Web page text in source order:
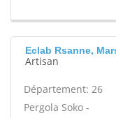
Eclab Rsanne,
Artisan
Département: 26
Pergola Soko -